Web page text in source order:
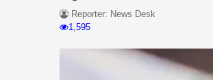
Reporter: News Desk
1,595